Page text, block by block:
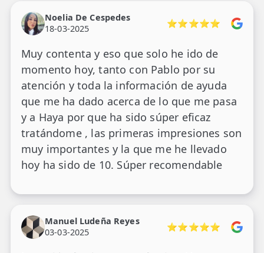
Noelia De Cespedes
18-03-2025
⭐⭐⭐⭐⭐
Muy contenta y eso que solo he ido de
momento hoy, tanto con Pablo por su
atención y toda la información de ayuda
que me ha dado acerca de lo que me pasa
y a Haya por que ha sido súper eficaz
tratándome , las primeras impresiones son
muy importantes y la que me he llevado
hoy ha sido de 10. Súper recomendable
Manuel Ludeña Reyes
03-03-2025
⭐⭐⭐⭐⭐